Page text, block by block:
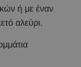
ή με έναν
αλεύρι.